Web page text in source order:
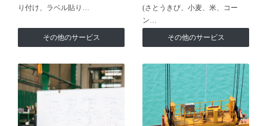
り付け、ラベル貼り…
その他のサービス
(さとうきび、小麦、米、コー
ン…
その他のサービス